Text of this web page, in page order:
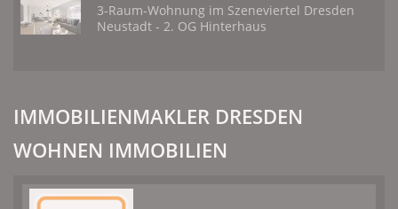
3-Raum-Wohnung im Szeneviertel Dresden
Neustadt - 2. OG Hinterhaus
IMMOBILIENMAKLER DRESDEN
WOHNEN IMMOBILIEN